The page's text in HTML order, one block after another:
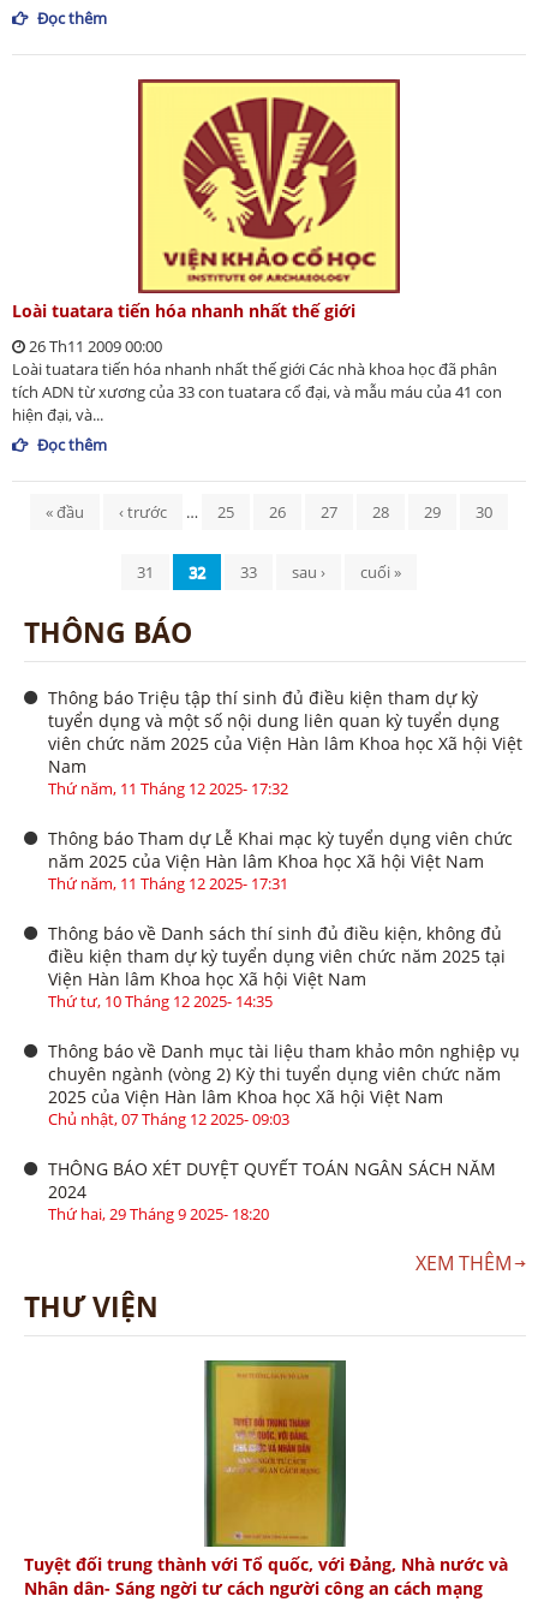
Đọc thêm
Loài tuatara tiến hóa nhanh nhất thế giới
26 Th11 2009 00:00
Loài tuatara tiến hóa nhanh nhất thế giới Các nhà khoa học đã phân
tích ADN từ xương của 33 con tuatara cổ đại, và mẫu máu của 41 con
hiện đại, và...
Đọc thêm
Trang
« đầu ‹ trước … 25 26 27 28 29 30
31 32 33 sau › cuối »
THÔNG BÁO
Thông báo Triệu tập thí sinh đủ điều kiện tham dự kỳ
tuyển dụng và một số nội dung liên quan kỳ tuyển dụng
viên chức năm 2025 của Viện Hàn lâm Khoa học Xã hội Việt
Nam
Thứ năm, 11 Tháng 12 2025- 17:32
Thông báo Tham dự Lễ Khai mạc kỳ tuyển dụng viên chức
năm 2025 của Viện Hàn lâm Khoa học Xã hội Việt Nam
Thứ năm, 11 Tháng 12 2025- 17:31
Thông báo về Danh sách thí sinh đủ điều kiện, không đủ
điều kiện tham dự kỳ tuyển dụng viên chức năm 2025 tại
Viện Hàn lâm Khoa học Xã hội Việt Nam
Thứ tư, 10 Tháng 12 2025- 14:35
Thông báo về Danh mục tài liệu tham khảo môn nghiệp vụ
chuyên ngành (vòng 2) Kỳ thi tuyển dụng viên chức năm
2025 của Viện Hàn lâm Khoa học Xã hội Việt Nam
Chủ nhật, 07 Tháng 12 2025- 09:03
THÔNG BÁO XÉT DUYỆT QUYẾT TOÁN NGÂN SÁCH NĂM
2024
Thứ hai, 29 Tháng 9 2025- 18:20
XEM THÊM
THƯ VIỆN
Tuyệt đối trung thành với Tổ quốc, với Đảng, Nhà nước và
Nhân dân- Sáng ngời tư cách người công an cách mạng